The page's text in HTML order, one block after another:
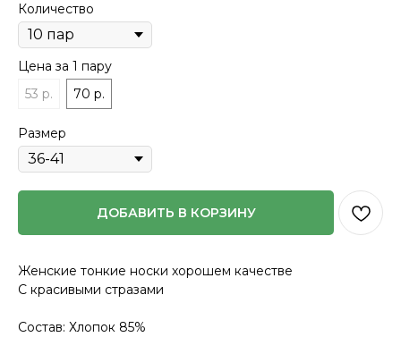
Количество
Цена за 1 пару
53 р.
70 р.
Размер
ДОБАВИТЬ В КОРЗИНУ
Женские тонкие носки хорошем качестве
С красивыми стразами
Состав: Хлопок 85%